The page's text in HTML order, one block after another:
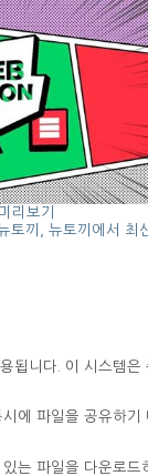
리보기
토끼, 뉴토끼에서 최
됩니다. 이 시스템
에 파일을 공유하기
는 파일을 다운로